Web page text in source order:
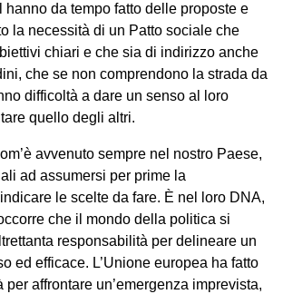
hanno da tempo fatto delle proposte e
la necessità di un Patto sociale che
chiari e che sia di indirizzo anche
che se non comprendono la strada da
difficoltà a dare un senso al loro
quello degli altri.
avvenuto sempre nel nostro Paese,
ad assumersi per prime la
le scelte da fare. È nel loro DNA,
che il mondo della politica si
responsabilità per delineare un
ed efficace. L’Unione europea ha fatto
per affrontare un’emergenza imprevista,